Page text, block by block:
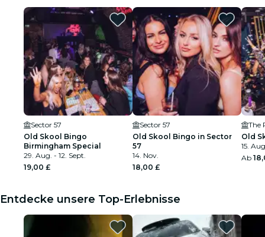
Sector 57
Old Skool Bingo
Birmingham Special
29. Aug. - 12. Sept.
19,00 £
Sector 57
Old Skool Bingo in Sector
57
14. Nov.
18,00 £
The
Old
15.
Ab
Entdecke unsere Top-Erlebnisse